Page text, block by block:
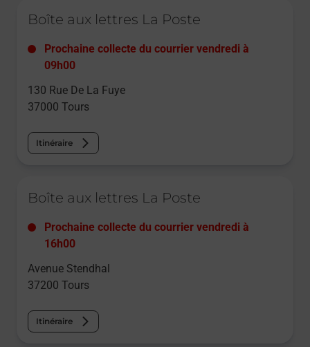
Boîte aux lettres La Poste
Prochaine collecte du courrier vendredi à
09h00
130 Rue De La Fuye
37000 Tours
Itinéraire
Boîte aux lettres La Poste
Prochaine collecte du courrier vendredi à
16h00
Avenue Stendhal
37200 Tours
Itinéraire